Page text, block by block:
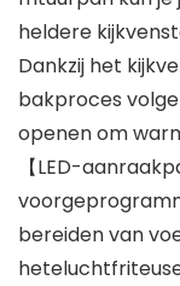
heldere
Dankzij het
bakproces
openen om
【LED-
bereiden van